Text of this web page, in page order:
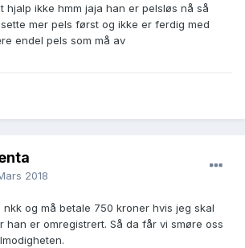
hjalp ikke hmm jaja han er pelsløs nå så
mer pels først og ikke er ferdig med
endel pels som må av
2018
og må betale 750 kroner hvis jeg skal
han er omregistrert. Så da får vi smøre oss